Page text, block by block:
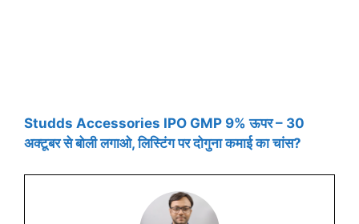
Studds Accessories IPO GMP 9% ऊपर – 30
अक्टूबर से बोली लगाओ, लिस्टिंग पर दोगुना कमाई का चांस?